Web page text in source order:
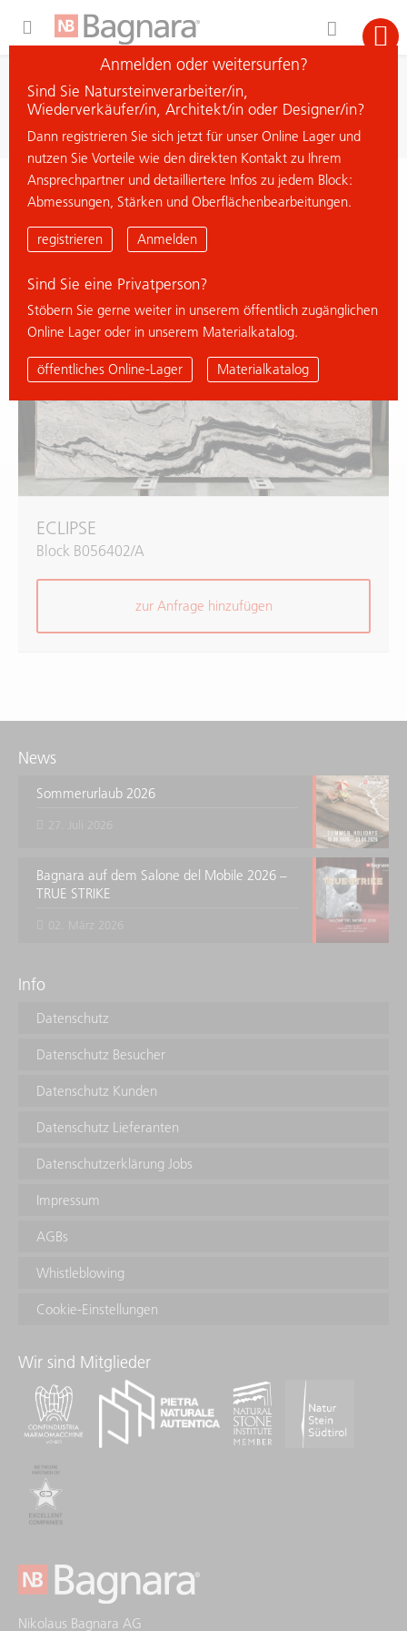
Material suchen
< zurück zur Übersicht
ECLIPSE
ECLIPSE
Block B056402/A
zur Anfrage hinzufügen
News
Sommerurlaub 2026
Bagnara auf dem Salone del Mobile 2026 –
TRUE STRIKE
Info
Datenschutz
Datenschutz Besucher
Datenschutz Kunden
Datenschutz Lieferanten
Datenschutzerklärung Jobs
Impressum
AGBs
Whistleblowing
Cookie-Einstellungen
Wir sind Mitglieder
Nikolaus Bagnara AG
Anmelden oder weitersurfen?
Sind Sie Natursteinverarbeiter/in,
Wiederverkäufer/in, Architekt/in oder Designer/in?
Dann registrieren Sie sich jetzt für unser Online Lager und
nutzen Sie Vorteile wie den direkten Kontakt zu Ihrem
Ansprechpartner und detailliertere Infos zu jedem Block:
Abmessungen, Stärken und Oberflächenbearbeitungen.
registrieren Anmelden
Sind Sie eine Privatperson?
Stöbern Sie gerne weiter in unserem öffentlich zugänglichen
Online Lager oder in unserem Materialkatalog.
öffentliches Online-Lager Materialkatalog